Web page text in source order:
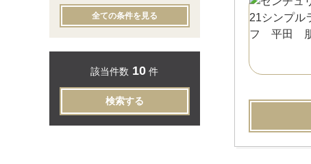
全ての条件を見る
該当件数 10 件
検索する